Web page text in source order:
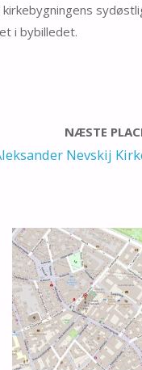
i bybilledet.
NÆSTE
Nevskij